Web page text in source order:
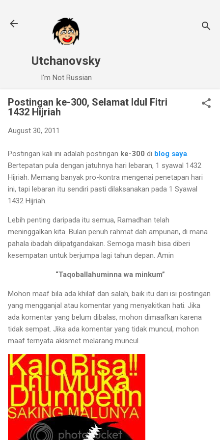
Utchanovsky
I'm Not Russian
Postingan ke-300, Selamat Idul Fitri
1432 Hijriah
August 30, 2011
Postingan kali ini adalah postingan ke-300 di blog saya.
Bertepatan pula dengan jatuhnya hari lebaran, 1 syawal 1432
Hijriah. Memang banyak pro-kontra mengenai penetapan hari
ini, tapi lebaran itu sendiri pasti dilaksanakan pada 1 Syawal
1432 Hijriah.
Lebih penting daripada itu semua, Ramadhan telah
meninggalkan kita. Bulan penuh rahmat dah ampunan, di mana
pahala ibadah dilipatgandakan. Semoga masih bisa diberi
kesempatan untuk berjumpa lagi tahun depan. Amin
“Taqoballahuminna wa minkum”
Mohon maaf bila ada khilaf dan salah, baik itu dari isi postingan
yang mengganjal atau komentar yang menyakitkan hati. Jika
ada komentar yang belum dibalas, mohon dimaafkan karena
tidak sempat. Jika ada komentar yang tidak muncul, mohon
maaf ternyata akismet melarang muncul.